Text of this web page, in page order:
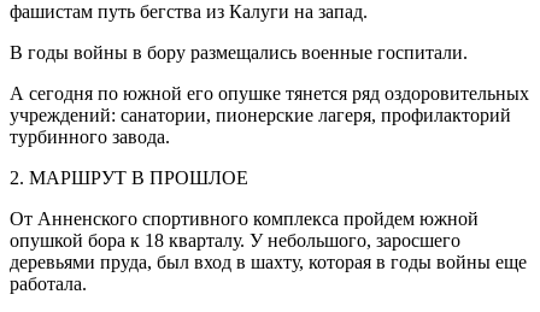
фашистам путь бегства из Калуги на запад.
В годы войны в бору размещались военные госпитали.
А сегодня по южной его опушке тянется ряд оздоровительных
учреждений: санатории, пионерские лагеря, профилакторий
турбинного завода.
2. МАРШРУТ В ПРОШЛОЕ
От Анненского спортивного комплекса пройдем южной
опушкой бора к 18 кварталу. У небольшого, заросшего
деревьями пруда, был вход в шахту, которая в годы войны еще
работала.